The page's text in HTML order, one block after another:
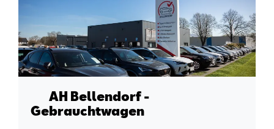
AH Bellendorf -
Gebrauchtwagen